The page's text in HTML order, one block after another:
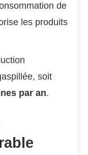
de
les produits
soit
par an.